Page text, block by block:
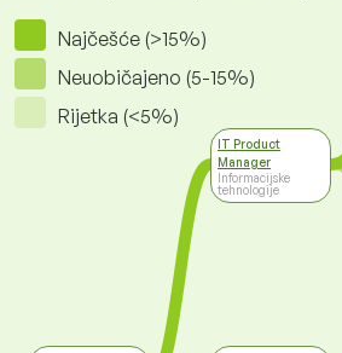
Najčešće (>15%)
Neuobičajeno (5-15%)
Rijetka (<5%)
IT Product
Manager
Informacijske
tehnologije